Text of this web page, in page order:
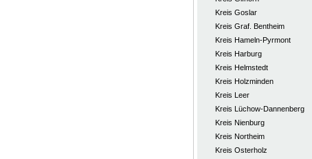
Kreis Goslar
Kreis Graf. Bentheim
Kreis Hameln-Pyrmont
Kreis Harburg
Kreis Helmstedt
Kreis Holzminden
Kreis Leer
Kreis Lüchow-Dannenberg
Kreis Nienburg
Kreis Northeim
Kreis Osterholz